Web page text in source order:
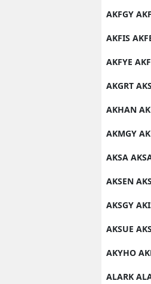
AKFGY
AKFIS
AKFYE
AKGRT
AKHAN
AKMGY
AKSA
AKSEN
AKSGY
AKSUE
AKYHO
ALARK